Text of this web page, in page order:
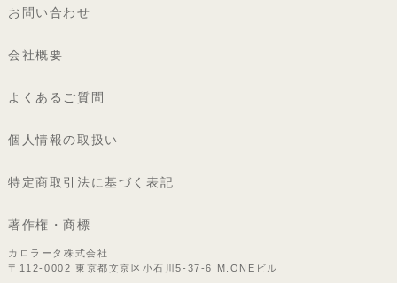
お問い合わせ
会社概要
よくあるご質問
個人情報の取扱い
特定商取引法に基づく表記
著作権・商標
カロラータ株式会社
〒112-0002 東京都文京区小石川5-37-6 M.ONEビル